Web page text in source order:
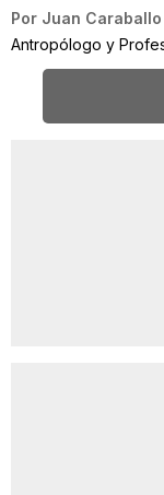
Por Juan Caraballo
Antropólogo y